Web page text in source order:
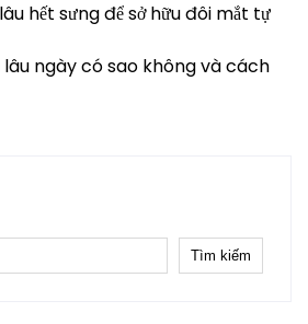
hết sưng để sở hữu đôi mắt tự
ngày có sao không và cách
Tìm kiếm